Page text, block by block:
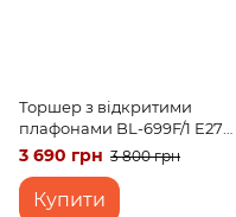
Торшер з відкритими
плафонами BL-699F/1 E27
BK/JGT
3 690 грн 3 800 грн
Купити